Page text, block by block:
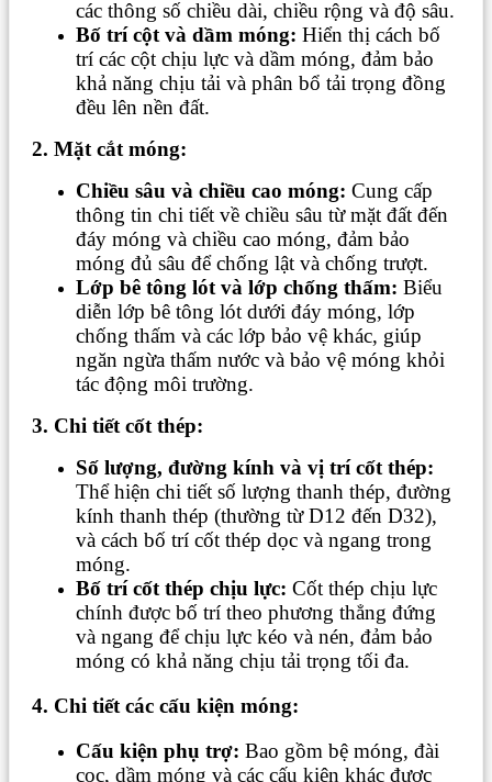
các thông số chiều dài, chiều rộng và độ sâu.
Bố trí cột và dầm móng: Hiển thị cách bố
trí các cột chịu lực và dầm móng, đảm bảo
khả năng chịu tải và phân bổ tải trọng đồng
đều lên nền đất.
2. Mặt cắt móng:
Chiều sâu và chiều cao móng: Cung cấp
thông tin chi tiết về chiều sâu từ mặt đất đến
đáy móng và chiều cao móng, đảm bảo
móng đủ sâu để chống lật và chống trượt.
Lớp bê tông lót và lớp chống thấm: Biểu
diễn lớp bê tông lót dưới đáy móng, lớp
chống thấm và các lớp bảo vệ khác, giúp
ngăn ngừa thấm nước và bảo vệ móng khỏi
tác động môi trường.
3. Chi tiết cốt thép:
Số lượng, đường kính và vị trí cốt thép:
Thể hiện chi tiết số lượng thanh thép, đường
kính thanh thép (thường từ D12 đến D32),
và cách bố trí cốt thép dọc và ngang trong
móng.
Bố trí cốt thép chịu lực: Cốt thép chịu lực
chính được bố trí theo phương thẳng đứng
và ngang để chịu lực kéo và nén, đảm bảo
móng có khả năng chịu tải trọng tối đa.
4. Chi tiết các cấu kiện móng:
Cấu kiện phụ trợ: Bao gồm bệ móng, đài
cọc, dầm móng và các cấu kiện khác được